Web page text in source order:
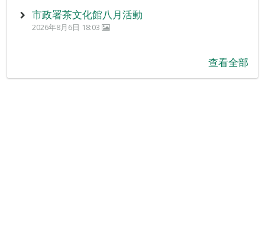
市政署茶文化館八月活動
2026年8月6日 18:03
查看全部